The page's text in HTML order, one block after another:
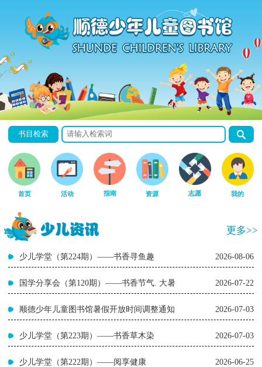
书目检索
首页 活动 指南 资源 志愿 我的
更多>>
少儿学堂（第224期）——书香寻鱼趣 2026-08-06
国学分享会（第120期）——书香节气. 大暑 2026-07-22
顺德少年儿童图书馆暑假开放时间调整通知 2026-07-03
少儿学堂（第223期）——书香草木染 2026-07-03
少儿学堂（第222期）——阅享健康 2026-06-25